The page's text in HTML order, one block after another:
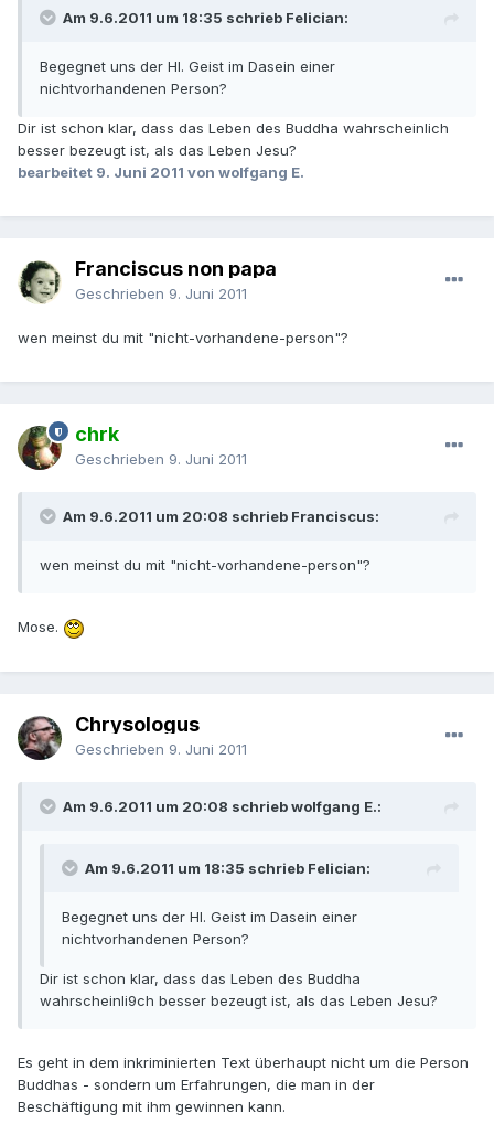
Am 9.6.2011 um 18:35 schrieb Felician:
Begegnet uns der Hl. Geist im Dasein einer
nichtvorhandenen Person?
Dir ist schon klar, dass das Leben des Buddha wahrscheinlich
besser bezeugt ist, als das Leben Jesu?
bearbeitet 9. Juni 2011 von wolfgang E.
Franciscus non papa
Geschrieben 9. Juni 2011
wen meinst du mit "nicht-vorhandene-person"?
chrk
Geschrieben 9. Juni 2011
Am 9.6.2011 um 20:08 schrieb Franciscus:
wen meinst du mit "nicht-vorhandene-person"?
Mose.
Chrysologus
Geschrieben 9. Juni 2011
Am 9.6.2011 um 20:08 schrieb wolfgang E.:
Am 9.6.2011 um 18:35 schrieb Felician:
Begegnet uns der Hl. Geist im Dasein einer
nichtvorhandenen Person?
Dir ist schon klar, dass das Leben des Buddha
wahrscheinli9ch besser bezeugt ist, als das Leben Jesu?
Es geht in dem inkriminierten Text überhaupt nicht um die Person
Buddhas - sondern um Erfahrungen, die man in der
Beschäftigung mit ihm gewinnen kann.